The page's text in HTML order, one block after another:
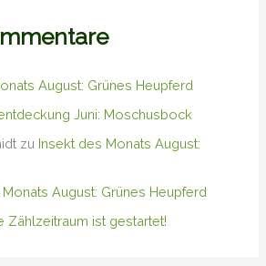
August: Grünes Heupferd
Juni: Moschusbock
zu Insekt des Monats August:
August: Grünes Heupferd
Zählzeitraum ist gestartet!